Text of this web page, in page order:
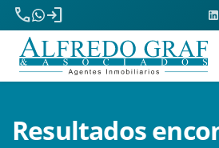
phone
login
Resultados